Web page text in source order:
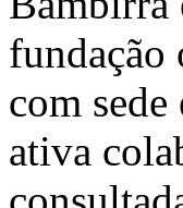
com
ativa